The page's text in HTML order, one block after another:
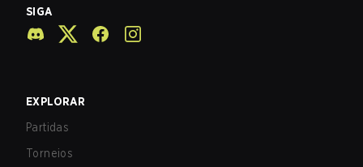
SIGA
EXPLORAR
Partidas
Torneios